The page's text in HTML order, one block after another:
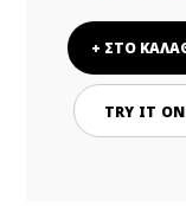
+ ΣΤΟ
TRY IT ON